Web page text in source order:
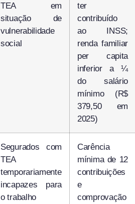
TEA em
situação de
vulnerabilidade
social
ter
contribuído
ao INSS;
renda familiar
per capita
inferior a ¼
do salário
mínimo (R$
379,50 em
2025)
Segurados com
TEA
temporariamente
incapazes para
o trabalho
Carência
mínima de 12
contribuições
e
comprovação